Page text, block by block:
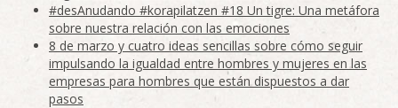
#desAnudando #korapilatzen #18 Un tigre: Una metáfora
sobre nuestra relación con las emociones
8 de marzo y cuatro ideas sencillas sobre cómo seguir
impulsando la igualdad entre hombres y mujeres en las
empresas para hombres que están dispuestos a dar
pasos